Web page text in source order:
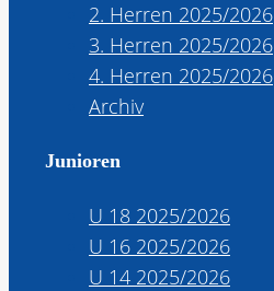
2. Herren 2025/2026
3. Herren 2025/2026
4. Herren 2025/2026
Archiv
Junioren
U 18 2025/2026
U 16 2025/2026
U 14 2025/2026